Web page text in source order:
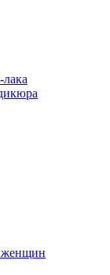
лака
женщин